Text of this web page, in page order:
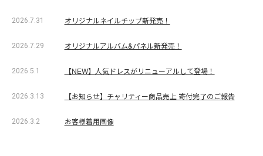
2026.7.31 オリジナルネイルチップ新発売！
2026.7.29 オリジナルアルバム&パネル新発売！
2026.5.1 【NEW】人気ドレスがリニューアルして登場！
2026.3.13 【お知らせ】チャリティー商品売上 寄付完了のご報告
2026.3.2 お客様着用画像